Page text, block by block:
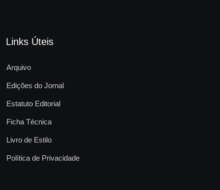
Links Úteis
Arquivo
Edições do Jornal
Estatuto Editorial
Ficha Técnica
Livro de Estilo
Política de Privacidade